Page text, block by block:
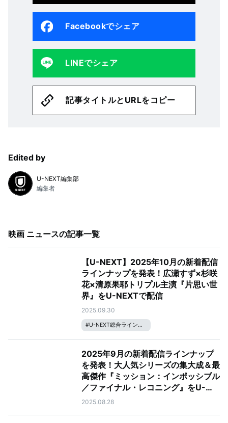
Facebookでシェア
LINEでシェア
記事タイトルとURLをコピー
Edited by
U-NEXT編集部
編集者
映画 ニュースの記事一覧
【U-NEXT】2025年10月の新着配信
ラインナップを発表！広瀬すず×杉咲
花×清原果耶トリプル主演『片思い世
界』をU-NEXTで配信
2025.09.30
#U-NEXT総合ラインナップ
2025年9月の新着配信ラインナップ
を発表！大人気シリーズの集大成＆最
高傑作『ミッション：インポッシブル
／ファイナル・レコニング』をU-
NEXTで配信
2025.08.28